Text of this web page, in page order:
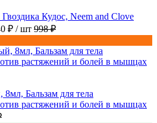
Кудос, Neem and Clove
₽ / шт 998 ₽
8мл, Бальзам для тела
растяжений и болей в мышцах